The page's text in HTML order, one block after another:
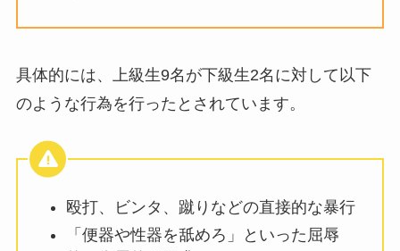
具体的には、上級生9名が下級生2名に対して以下
のような行為を行ったとされています。
殴打、ビンタ、蹴りなどの直接的な暴行
「便器や性器を舐めろ」といった屈辱